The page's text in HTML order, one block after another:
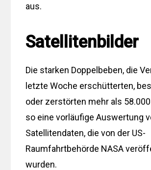
aus.
Satellitenbilder
Die starken Doppelbeben, die
letzte Woche erschütterten,
oder zerstörten mehr als 58.000
so eine vorläufige Auswertung
Satellitendaten, die von der US-
Raumfahrtbehörde NASA
wurden.